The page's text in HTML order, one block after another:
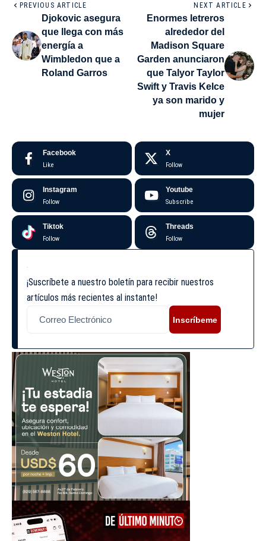
PREVIOUS ARTICLE
Djokovic asegura
que llega con más
energía a
Wimbledon que a
Roland Garros
NEXT ARTICLE
Enormes letreros
alrededor del
Madison Square
Garden anunciaron
que Talyor Taylor
Swift y Travis Kelce
ya son marido y
mujer
Facebook
Like
X
Follow
Instagram
Follow
Youtube
Subscribe
Tiktok
Follow
Threads
Follow
¡Suscríbete a nuestro boletín para recibir nuestros
artículos más recientes al instante!
Inscríbeme